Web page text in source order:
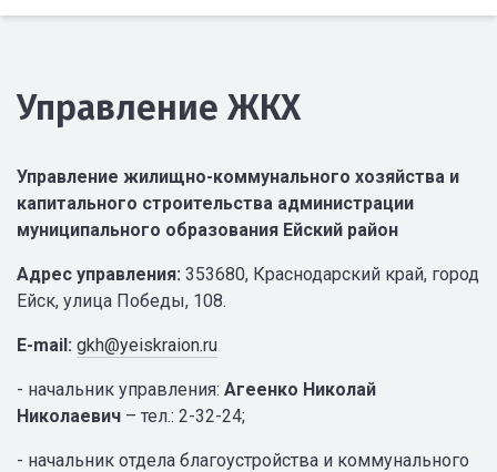
Управление ЖКХ
Управление жилищно-коммунального хозяйства и
капитального строительства администрации
муниципального образования Ейский район
Адрес управления: 353680, Краснодарский край, город
Ейск, улица Победы, 108.
E-mail: gkh@yeiskraion.ru
- начальник управления: Агеенко Николай
Николаевич – тел.: 2-32-24;
- начальник отдела благоустройства и коммунального